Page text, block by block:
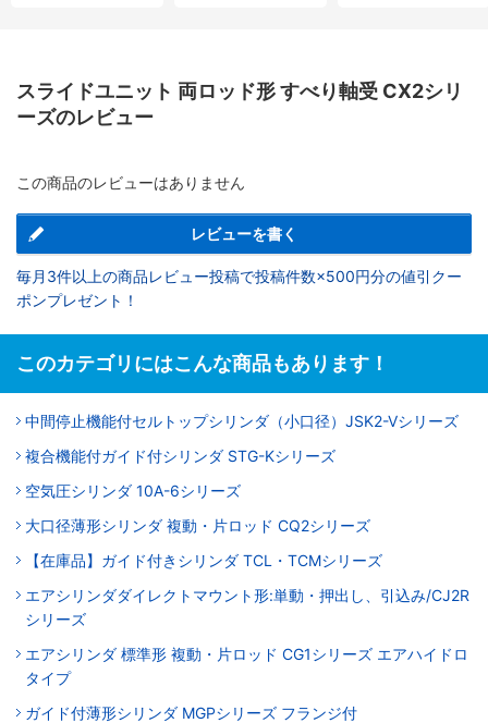
スライドユニット 両ロッド形 すべり軸受 CX2シリ
ーズのレビュー
この商品のレビューはありません
レビューを書く
毎月3件以上の商品レビュー投稿で投稿件数×500円分の値引クー
ポンプレゼント！
このカテゴリにはこんな商品もあります！
中間停止機能付セルトップシリンダ（小口径）JSK2-Vシリーズ
複合機能付ガイド付シリンダ STG-Kシリーズ
空気圧シリンダ 10A-6シリーズ
大口径薄形シリンダ 複動・片ロッド CQ2シリーズ
【在庫品】ガイド付きシリンダ TCL・TCMシリーズ
エアシリンダダイレクトマウント形:単動・押出し、引込み/CJ2R
シリーズ
エアシリンダ 標準形 複動・片ロッド CG1シリーズ エアハイドロ
タイプ
ガイド付薄形シリンダ MGPシリーズ フランジ付